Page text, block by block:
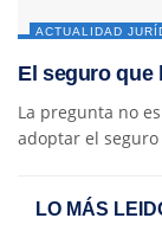
ACTUALIDAD
El seguro que
La pregunta no
adoptar el seguro
LO MÁS